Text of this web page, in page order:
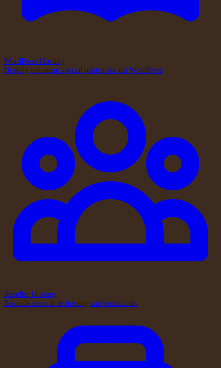
WordPress Hosting
Hosting optimizat special pentru site-uri WordPress
Reseller Hosting
Revinde servicii de hosting sub brandul tău